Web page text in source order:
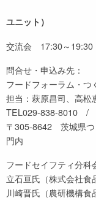
川崎晋氏（
ユニット）
交流会 17:30～19:30
問合せ・申込み先：
フードフォーラム・
担当：萩原昌司、高松
TEL029-838-8010 /
〒305-8642 茨城県
門内
フードセイフティ分
立石亘氏（株式会社食
川崎晋氏（農研機構食